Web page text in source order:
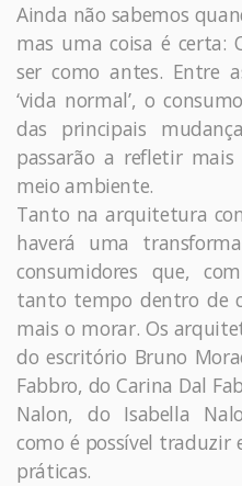
Ainda não sabemos
mas uma coisa é certa:
ser como antes. Entre
‘vida normal’, o
das principais
passarão a refletir
meio ambiente.
Tanto na arquitetura
haverá uma
consumidores que,
tanto tempo dentro de
mais o morar. Os
do escritório Bruno
Fabbro, do Carina Dal
Nalon, do Isabella
como é possível traduzir
práticas.